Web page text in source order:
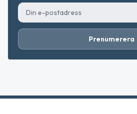
Prenumerera